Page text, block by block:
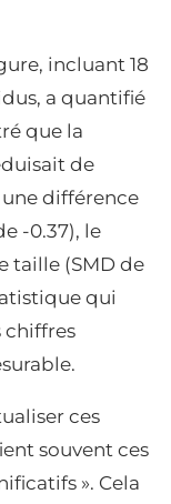
incluant 18
a quantifié
que la
de
une différence
-0.37), le
taille (SMD de
qui
chiffres
ces
souvent ces
». Cela